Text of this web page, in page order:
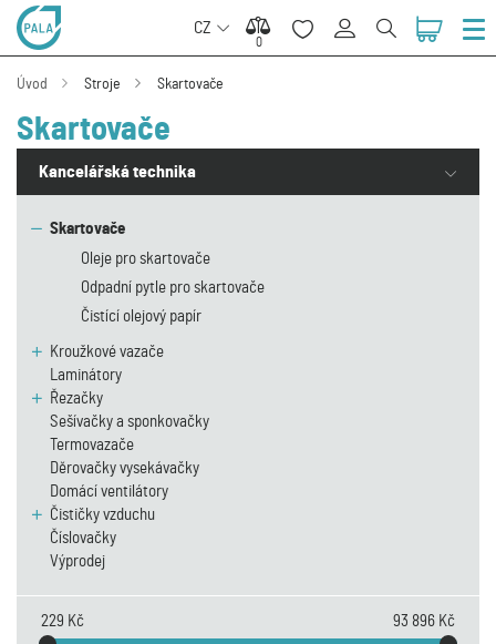
CZ
0
0
Úvod Stroje Skartovače
Skartovače
Kancelářská technika
Skartovače
Oleje pro skartovače
Odpadní pytle pro skartovače
Čistící olejový papír
Kroužkové vazače
Laminátory
Řezačky
Sešívačky a sponkovačky
Termovazače
Děrovačky vysekávačky
Domácí ventilátory
Čističky vzduchu
Číslovačky
Výprodej
229 Kč 93 896 Kč